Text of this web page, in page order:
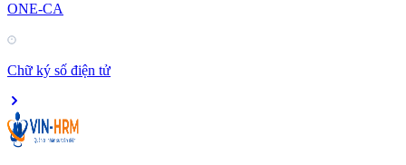
ONE-CA
Chữ ký số điện tử